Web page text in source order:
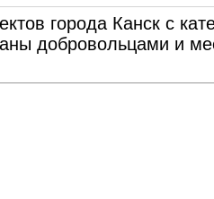
города Канск с
добровольцами и